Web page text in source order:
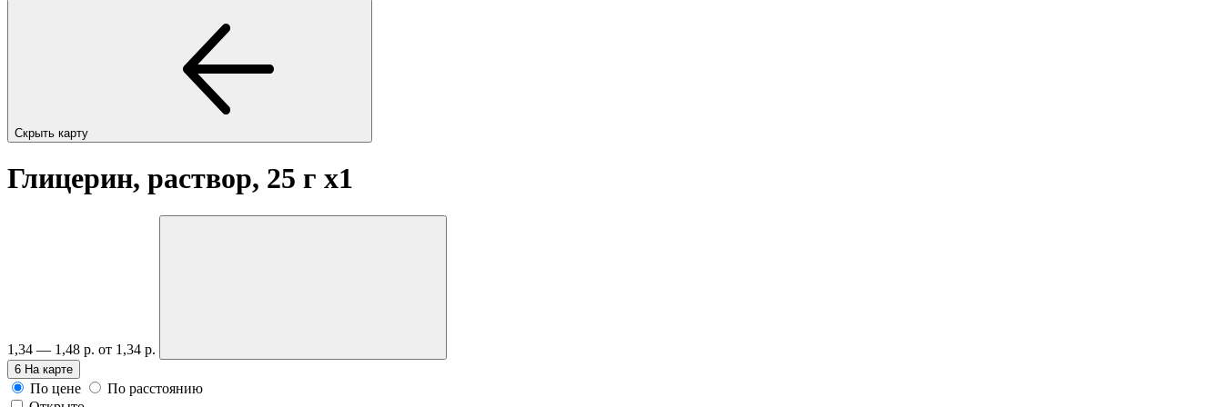
Скрыть карту
Глицерин, раствор, 25 г x1
1,34 — 1,48 р. от 1,34 р.
6 На карте
По цене
По расстоянию